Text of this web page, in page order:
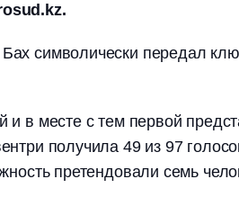
символически передал
в месте с тем первой
получила 49 из 97
претендовали семь